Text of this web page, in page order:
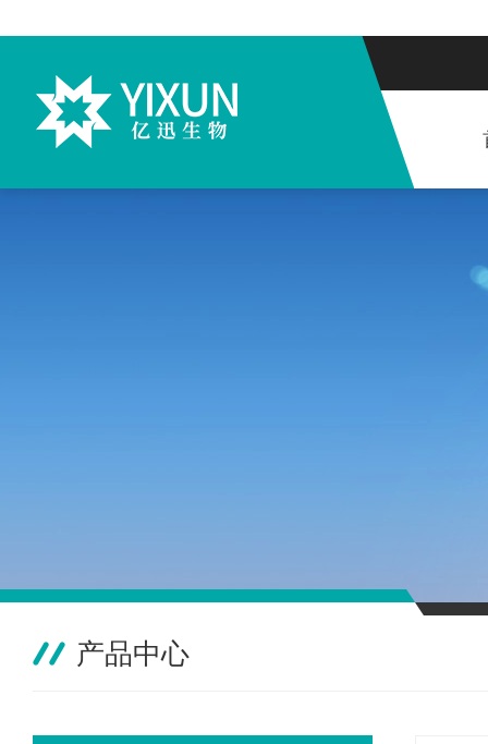
产品中心